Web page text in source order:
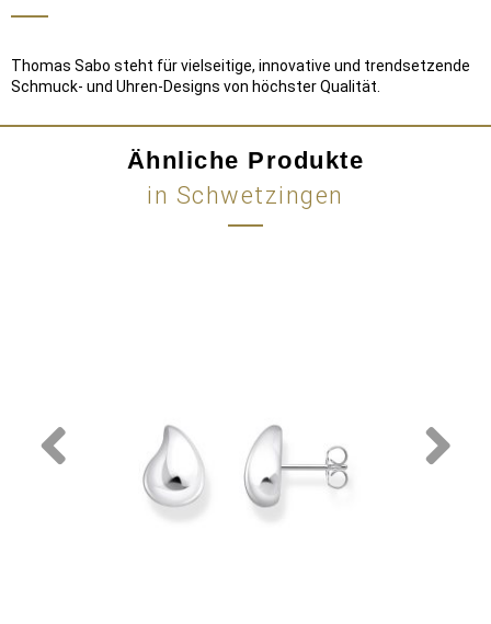
Thomas Sabo steht für vielseitige, innovative und trendsetzende
Schmuck- und Uhren-Designs von höchster Qualität.
Ähnliche Produkte
in Schwetzingen